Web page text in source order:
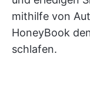
mithilfe von
HoneyBook
schlafen.